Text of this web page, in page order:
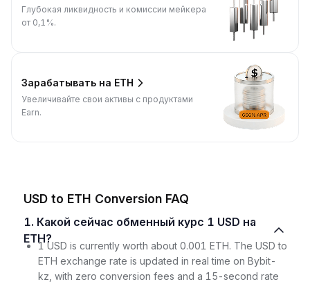
Глубокая ликвидность и комиссии мейкера
от 0,1%.
Зарабатывать на ETH
Увеличивайте свои активы с продуктами
Earn.
USD to ETH Conversion FAQ
1. Какой сейчас обменный курс 1 USD на
ETH?
1 USD is currently worth about 0.001 ETH. The USD to
ETH exchange rate is updated in real time on Bybit-
kz, with zero conversion fees and a 15-second rate